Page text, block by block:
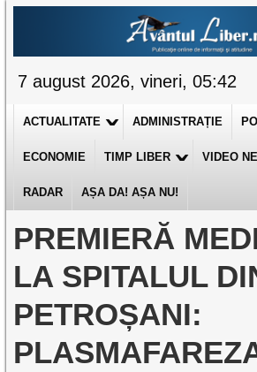
7 august 2026, vineri, 05:42
ACTUALITATE ADMINISTRAȚIE
ECONOMIE TIMP LIBER VIDEO
RADAR AȘA DA! AȘA NU!
PREMIERĂ
LA SPITALUL
PETROȘANI: